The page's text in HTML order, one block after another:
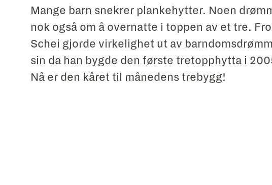
Mange barn snekrer plankehytter. Noen
nok også om å overnatte i toppen av et tre.
Schei gjorde virkelighet ut av
sin da han bygde den første tretopphytta i
Nå er den kåret til månedens trebygg!